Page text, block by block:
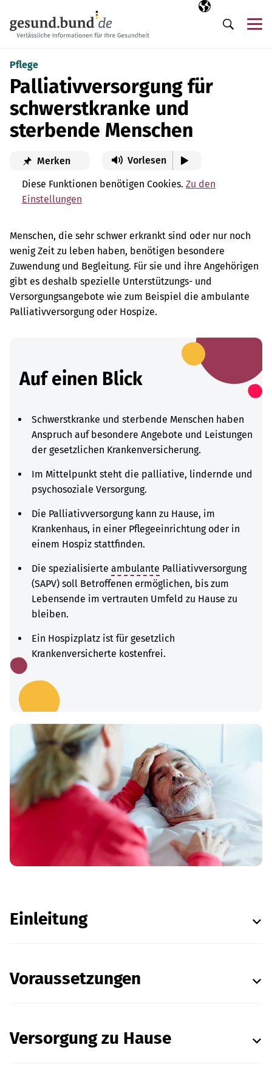
Ausgewählte
DE
Suche
Pflege
Palliativversorgung für
schwerstkranke und
sterbende Menschen
Merken Vorlesen
Diese Funktionen benötigen Cookies. Zu den
Einstellungen
Menschen, die sehr schwer erkrankt sind oder nur noch
wenig Zeit zu leben haben, benötigen besondere
Zuwendung und Begleitung. Für sie und ihre Angehörigen
gibt es deshalb spezielle Unterstützungs- und
Versorgungsangebote wie zum Beispiel die ambulante
Palliativversorgung oder Hospize.
Auf einen Blick
Schwerstkranke und sterbende Menschen haben
Anspruch auf besondere Angebote und Leistungen
der gesetzlichen Krankenversicherung.
Im Mittelpunkt steht die palliative, lindernde und
psychosoziale Versorgung.
Die Palliativversorgung kann zu Hause, im
Krankenhaus, in einer Pflegeeinrichtung oder in
einem Hospiz stattfinden.
Die spezialisierte ambulante Palliativversorgung
(SAPV) soll Betroffenen ermöglichen, bis zum
Lebensende im vertrauten Umfeld zu Hause zu
bleiben.
Ein Hospizplatz ist für gesetzlich
Krankenversicherte kostenfrei.
Einleitung
Voraussetzungen
Versorgung zu Hause